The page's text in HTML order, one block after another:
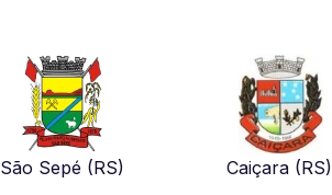
São Sepé (RS) Caiçara (RS)